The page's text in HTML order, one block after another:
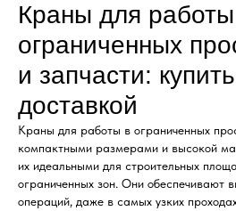
Краны для
ограниченных
и запчасти:
доставкой
Краны для работы в ограниченных
компактными размерами и высокой
их идеальными для строительных
ограниченных зон. Они обеспечивают
операций, даже в самых узких